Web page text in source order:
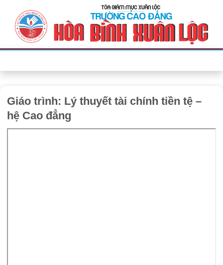
Giáo trình: Lý thuyết tài chính tiền tệ –
hệ Cao đẳng